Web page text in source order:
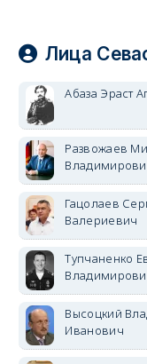
Лица
Абаза Эраст
Развожаев
Гацолаев
Валериевич
Тупчаненко
Высоцкий
Иванович